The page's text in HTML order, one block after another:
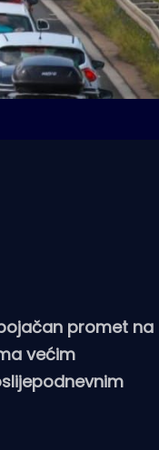
promet na
većim